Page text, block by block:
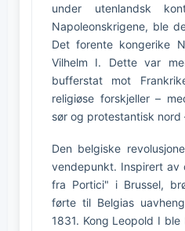
under utenlandsk
Napoleonskrigene, ble
Det forente kongerike
Vilhelm I. Dette var
bufferstat mot
religiøse forskjeller –
sør og protestantisk nord
Den belgiske
vendepunkt. Inspirert av
fra Portici" i Brussel,
førte til Belgias
1831. Kong Leopold I